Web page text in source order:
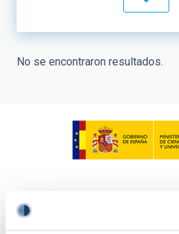
No se encontraron resultados.